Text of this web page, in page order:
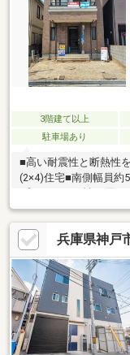
3階建て以上
駐車場あり
■高い耐震性と断熱性
(2×4)住宅■南側幅員約
る間取り■1階にデッ
2・3階に南向きバル
ざいます■3箇所のウ
スペース1台分有り(車
暮らせる環境です■周
南店 約80m・コープ
校 約880m
兵庫県神戸